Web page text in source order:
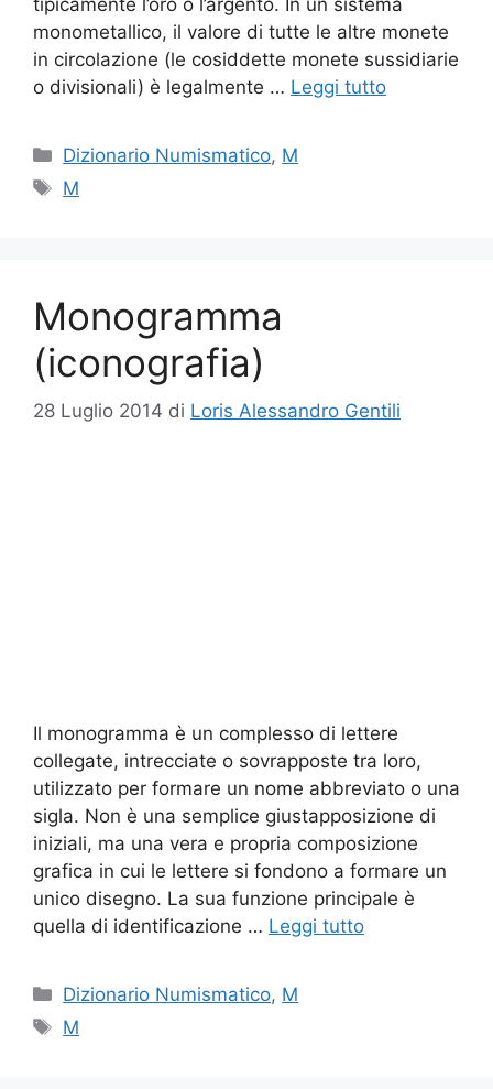
monometallico, il valore di tutte le altre monete
in circolazione (le cosiddette monete sussidiarie
o divisionali) è legalmente … Leggi tutto
Categorie
Dizionario Numismatico, M
Tag
M
Monogramma
(iconografia)
28 Luglio 2014 di Loris Alessandro Gentili
Il monogramma è un complesso di lettere
collegate, intrecciate o sovrapposte tra loro,
utilizzato per formare un nome abbreviato o una
sigla. Non è una semplice giustapposizione di
iniziali, ma una vera e propria composizione
grafica in cui le lettere si fondono a formare un
unico disegno. La sua funzione principale è
quella di identificazione … Leggi tutto
Categorie
Dizionario Numismatico, M
Tag
M